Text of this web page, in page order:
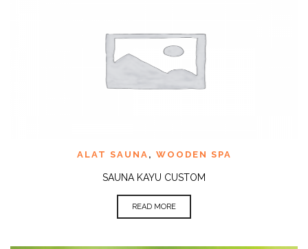
ALAT SAUNA , WOODEN SPA
SAUNA KAYU CUSTOM
READ MORE